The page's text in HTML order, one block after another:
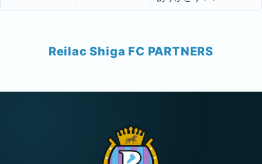
Reilac Shiga FC PARTNERS